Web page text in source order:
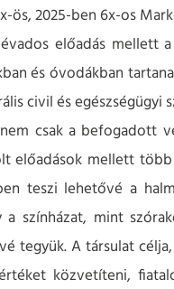
ös, 2025-ben 6x-os
előadás mellett
és óvodákban
civil és egészségügyi
csak a befogadott
előadások mellett
teszi lehetővé a
a színházat, mint
tegyük. A társulat
közvetíteni,